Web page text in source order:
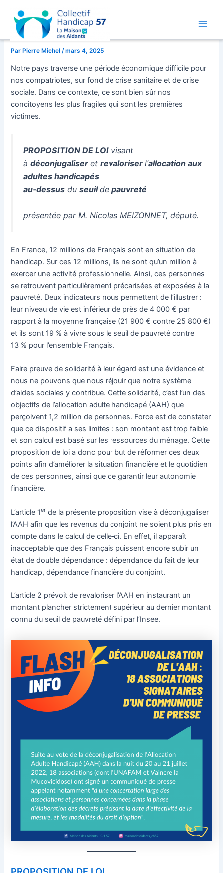
contenuDéconjugalisation de l’AAH
ParPierre Michel /mars 4, 2025
Notre pays traverse une période économique difficile pour
nos compatriotes, sur fond de crise sanitaire et de crise
sociale. Dans ce contexte, ce sont bien sûr nos
concitoyens les plus fragiles qui sont les premières
victimes.
PROPOSITION DE LOI visant
àdéconjugaliseretrevaloriserl’allocation aux
adultes handicapés
au‑dessus duseuildepauvreté
présentée par M. Nicolas MEIZONNET, député.
En France, 12 millions de Français sont en situation de
handicap. Sur ces 12 millions, ils ne sont qu’un million à
exercer une activité professionnelle. Ainsi, ces personnes
se retrouvent particulièrement précarisées et exposées à la
pauvreté. Deux indicateurs nous permettent de l’illustrer :
leur niveau de vie est inférieur de près de 4 000 € par
rapport à la moyenne française (21 900 € contre 25 800 €)
et ils sont 19 % à vivre sous le seuil de pauvreté contre
13 % pour l’ensemble Français.
Faire preuve de solidarité à leur égard est une évidence et
nous ne pouvons que nous réjouir que notre système
d’aides sociales y contribue. Cette solidarité, c’est l’un des
objectifs de l’allocation adulte handicapé (AAH) que
perçoivent 1,2 million de personnes. Force est de constater
que ce dispositif a ses limites : son montant est trop faible
et son calcul est basé sur les ressources du ménage. Cette
proposition de loi a donc pour but de réformer ces deux
points afin d’améliorer la situation financière et le quotidien
de ces personnes, ainsi que de garantir leur autonomie
financière.
L’article 1er de la présente proposition vise à déconjugaliser
l’AAH afin que les revenus du conjoint ne soient plus pris en
compte dans le calcul de celle‑ci. En effet, il apparaît
inacceptable que des Français puissent encore subir un
état de double dépendance : dépendance du fait de leur
handicap, dépendance financière du conjoint.
L’article 2 prévoit de revaloriser l’AAH en instaurant un
montant plancher strictement supérieur au dernier montant
connu du seuil de pauvreté défini par l’Insee.